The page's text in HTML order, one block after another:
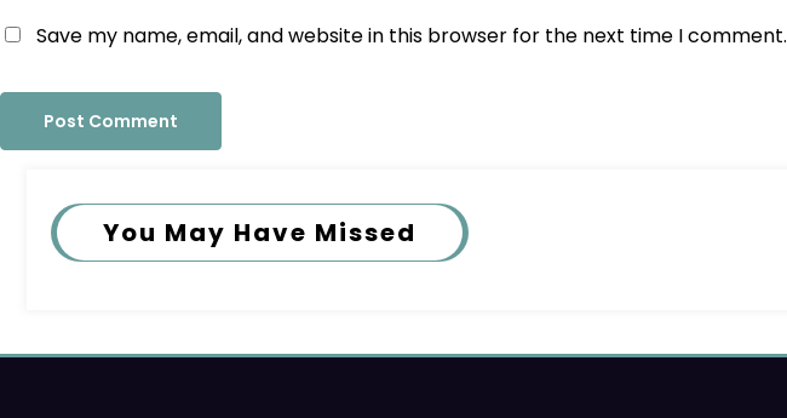
Save my name, email, and website in this browser for the next time I comment.
You May Have Missed